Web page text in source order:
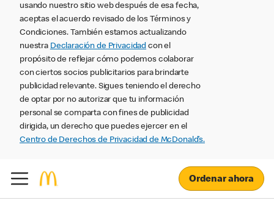
usando nuestro sitio web después de esa fecha,
aceptas el acuerdo revisado de los Términos y
Condiciones. También estamos actualizando
nuestra Declaración de Privacidad con el
propósito de reflejar cómo podemos colaborar
con ciertos socios publicitarios para brindarte
publicidad relevante. Sigues teniendo el derecho
de optar por no autorizar que tu información
personal se comparta con fines de publicidad
dirigida, un derecho que puedes ejercer en el
Centro de Derechos de Privacidad de McDonald’s.
Ordenar ahora